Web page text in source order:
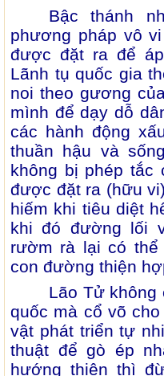
Bậc thánh
phương pháp vô
được đặt ra để
Lãnh tụ quốc gia
noi theo gương
mình để dạy dỗ
các hành động
thuần hậu và
không bị phép tắc
được đặt ra (hữu
hiếm khi tiêu diệt
khi đó đường lối
rườm rà lại có thể
con đường thiện
Lão Tử không
quốc mà cổ võ
vật phát triển tự
thuật để gò ép
hướng thiện thì